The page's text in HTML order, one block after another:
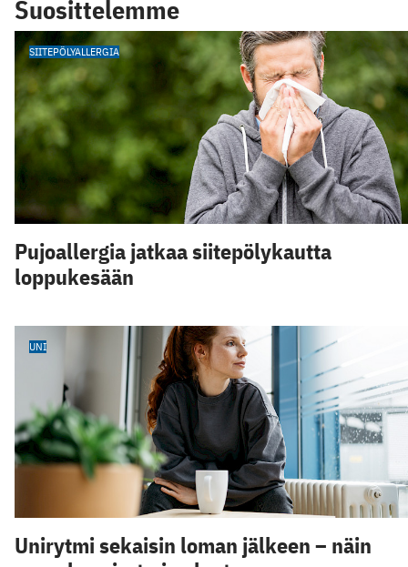
Suosittelemme
SIITEPÖLYALLERGIA
Pujoallergia jatkaa siitepölykautta
loppukesään
UNI
Unirytmi sekaisin loman jälkeen – näin